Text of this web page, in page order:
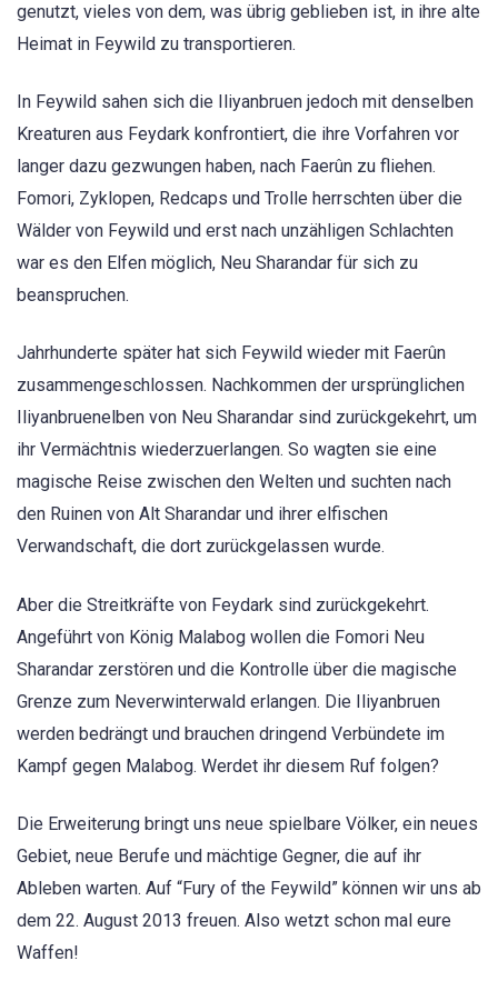
genutzt, vieles von dem, was übrig geblieben ist, in ihre alte
Heimat in Feywild zu transportieren.
In Feywild sahen sich die Iliyanbruen jedoch mit denselben
Kreaturen aus Feydark konfrontiert, die ihre Vorfahren vor
langer dazu gezwungen haben, nach Faerûn zu fliehen.
Fomori, Zyklopen, Redcaps und Trolle herrschten über die
Wälder von Feywild und erst nach unzähligen Schlachten
war es den Elfen möglich, Neu Sharandar für sich zu
beanspruchen.
Jahrhunderte später hat sich Feywild wieder mit Faerûn
zusammengeschlossen. Nachkommen der ursprünglichen
Iliyanbruenelben von Neu Sharandar sind zurückgekehrt, um
ihr Vermächtnis wiederzuerlangen. So wagten sie eine
magische Reise zwischen den Welten und suchten nach
den Ruinen von Alt Sharandar und ihrer elfischen
Verwandschaft, die dort zurückgelassen wurde.
Aber die Streitkräfte von Feydark sind zurückgekehrt.
Angeführt von König Malabog wollen die Fomori Neu
Sharandar zerstören und die Kontrolle über die magische
Grenze zum Neverwinterwald erlangen. Die Iliyanbruen
werden bedrängt und brauchen dringend Verbündete im
Kampf gegen Malabog. Werdet ihr diesem Ruf folgen?
Die Erweiterung bringt uns neue spielbare Völker, ein neues
Gebiet, neue Berufe und mächtige Gegner, die auf ihr
Ableben warten. Auf “Fury of the Feywild” können wir uns ab
dem 22. August 2013 freuen. Also wetzt schon mal eure
Waffen!